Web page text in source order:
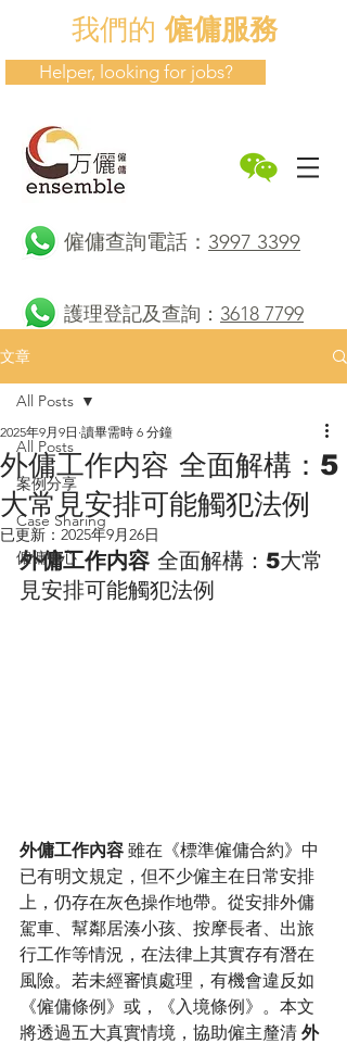
我們的僱傭服務
Helper, looking for jobs?
​僱傭查詢電話： 3997 3399
護理登記及查詢： 3618 7799
文章
All Posts
案例分享
Case Sharing
僱傭中心
All Posts
外傭工作内容 全面解構：5
大常見安排可能觸犯法例
2025年9月9日 讀畢需時 6 分鐘
已更新： 2025年9月26日
外傭工作内容 全面解構：5大常
見安排可能觸犯法例
外傭工作內容 雖在《標準僱傭合約》中
已有明文規定，但不少僱主在日常安排
上，仍存在灰色操作地帶。從安排外傭
駕車、幫鄰居湊小孩、按摩長者、出旅
行工作等情況，在法律上其實存有潛在
風險。若未經審慎處理，有機會違反如
《僱傭條例》或，《入境條例》。本文
將透過五大真實情境，協助僱主釐清 外